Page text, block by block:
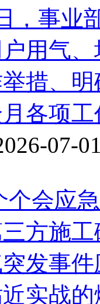
，事业
用气
措、
各项工
个会应
方施
发事
近实战